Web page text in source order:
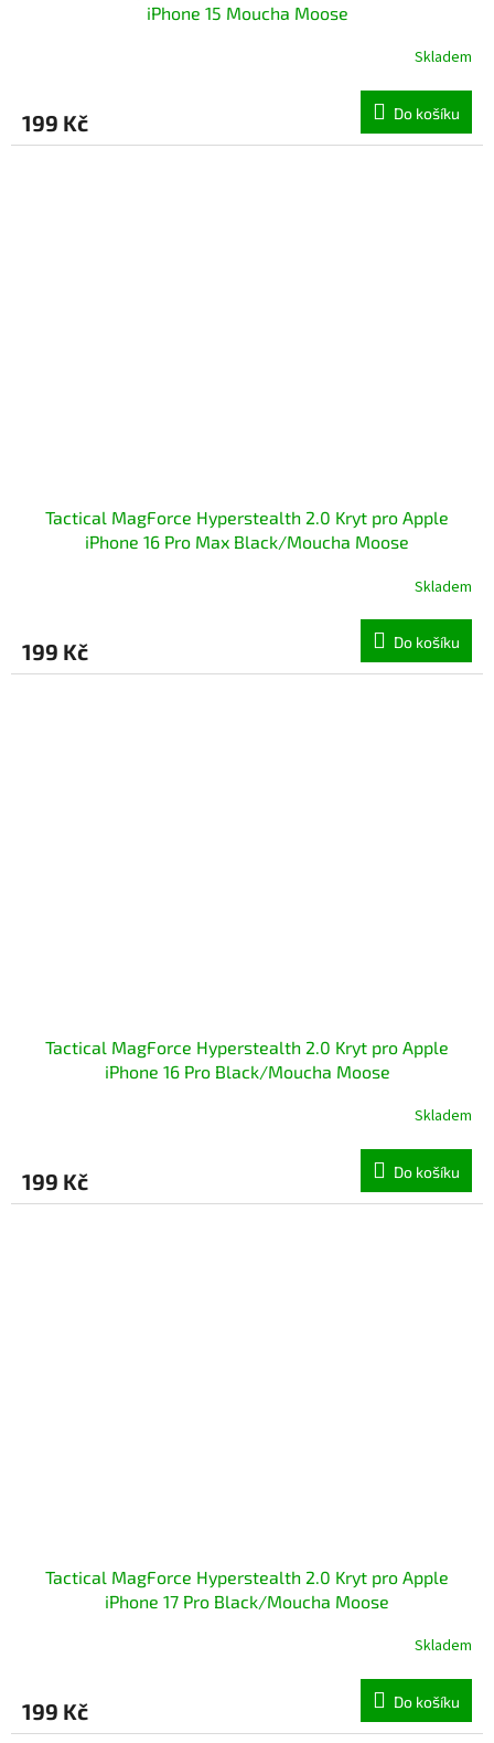
iPhone 15 Moucha Moose
Skladem
199 Kč Do košíku
Tactical MagForce Hyperstealth 2.0 Kryt pro Apple
iPhone 16 Pro Max Black/Moucha Moose
Skladem
199 Kč Do košíku
Tactical MagForce Hyperstealth 2.0 Kryt pro Apple
iPhone 16 Pro Black/Moucha Moose
Skladem
199 Kč Do košíku
Tactical MagForce Hyperstealth 2.0 Kryt pro Apple
iPhone 17 Pro Black/Moucha Moose
Skladem
199 Kč Do košíku